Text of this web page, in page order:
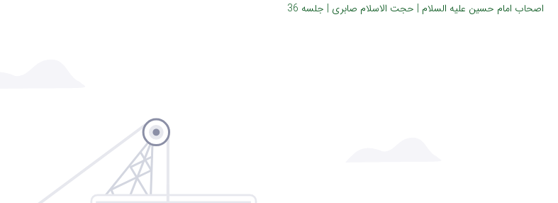
اصحاب امام حسین علیه السلام | حجت الاسلام صابری | جلسه 36